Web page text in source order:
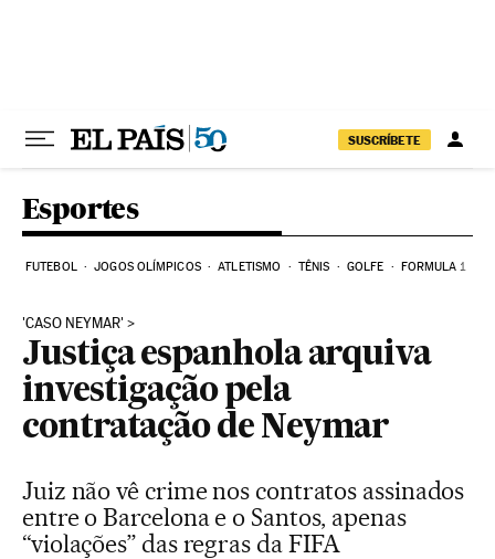
SUSCRÍBETE
Esportes
FUTEBOL JOGOS OLÍMPICOS ATLETISMO TÊNIS GOLFE FORMULA 1
'CASO NEYMAR'
Justiça espanhola arquiva
investigação pela
contratação de Neymar
Juiz não vê crime nos contratos assinados
entre o Barcelona e o Santos, apenas
“violações” das regras da FIFA